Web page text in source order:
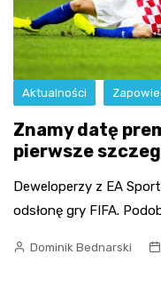
Aktualności
Znamy datę
pierwsze
Deweloperzy z EA
odsłonę gry FIFA.
Dominik Bednarski